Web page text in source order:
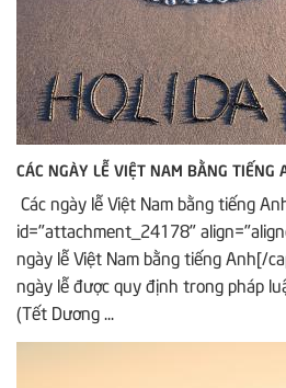
CÁC NGÀY LỄ VIỆT NAM BẰNG TIẾNG
Các ngày lễ Việt Nam bằng tiếng
id="attachment_24178"
ngày lễ Việt Nam bằng tiếng Anh[/
ngày lễ được quy định trong pháp
(Tết Dương ...